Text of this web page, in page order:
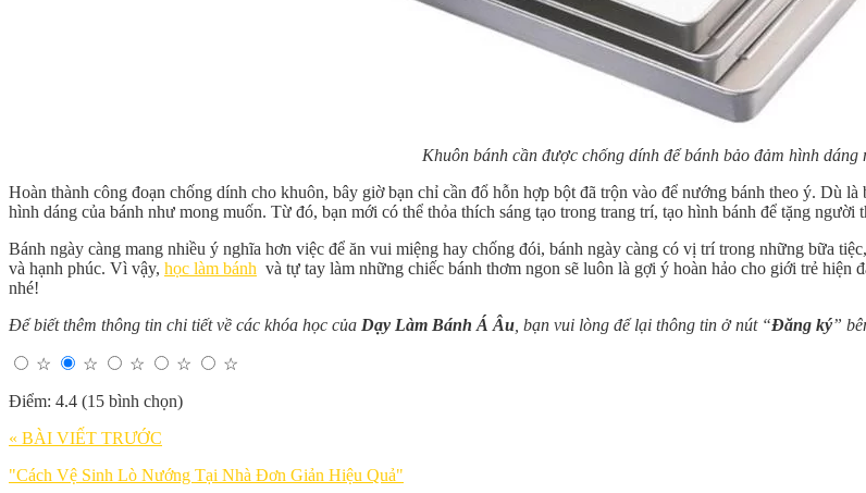
Khuôn bánh cần được chống dính để bánh bảo đảm hình dáng
Hoàn thành công đoạn chống dính cho khuôn, bây giờ bạn chỉ cần đổ hỗn hợp bột đã trộn vào để nướng bánh theo ý. Dù
hình dáng của bánh như mong muốn. Từ đó, bạn mới có thể thỏa thích sáng tạo trong trang trí, tạo hình bánh để tặng người
Bánh ngày càng mang nhiều ý nghĩa hơn việc để ăn vui miệng hay chống đói, bánh ngày càng có vị trí trong những bữa
và hạnh phúc. Vì vậy, học làm bánh và tự tay làm những chiếc bánh thơm ngon sẽ luôn là gợi ý hoàn hảo cho giới trẻ hiện
nhé!
Để biết thêm thông tin chi tiết về các khóa học của Dạy Làm Bánh Á Âu , bạn vui lòng để lại thông tin ở nút “Đăng ký”
☆ ☆ ☆ ☆
☆
Điểm: 4.4 (15 bình chọn)
« BÀI VIẾT TRƯỚC
"Cách Vệ Sinh Lò Nướng Tại Nhà Đơn Giản Hiệu Quả"